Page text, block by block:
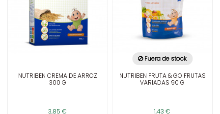
NUTRIBEN CREMA DE ARROZ
300 G
3,85 €
Fuera de stock
NUTRIBEN FRUTA & GO FRUTAS
VARIADAS 90 G
1,43 €